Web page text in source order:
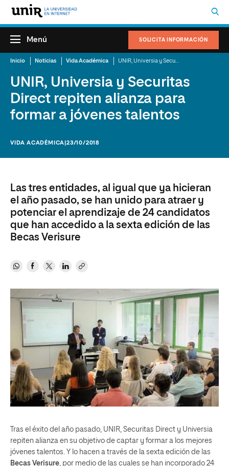
SOLICITA INFORMACIÓN
Menú
Inicio Noticias Vida Académica
UNIR, Universia y Securitas
Direct repiten alianza para
formar a jóvenes talentos
VIDA ACADÉMICA |23/10/2018
Las tres entidades, al igual que ya hicieran
el año pasado, se han unido para atraer y
potenciar el aprendizaje de 24 candidatos
que han accedido a la sexta edición de las
Becas Verisure
Tras el éxito del año pasado, UNIR, Securitas Direct y Universia
repiten alianza en su objetivo de captar y formar a los mejores
jóvenes talentos. Y lo hacen a través de la sexta edición de las
Becas Verisure , por medio de las cuales se han incorporado 24